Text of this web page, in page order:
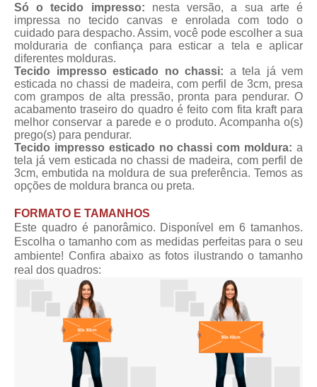
Só o tecido impresso: nesta versão, a sua arte é
impressa no tecido canvas e enrolada com todo o
cuidado para despacho. Assim, você pode escolher a sua
molduraria de confiança para esticar a tela e aplicar
diferentes molduras.
Tecido impresso esticado no chassi: a tela já vem
esticada no chassi de madeira, com perfil de 3cm, presa
com grampos de alta pressão, pronta para pendurar. O
acabamento traseiro do quadro é feito com fita kraft para
melhor conservar a parede e o produto. Acompanha o(s)
prego(s) para pendurar.
Tecido impresso esticado no chassi com moldura: a
tela já vem esticada no chassi de madeira, com perfil de
3cm, embutida na moldura de sua preferência. Temos as
opções de moldura branca ou preta.
FORMATO E TAMANHOS
Este quadro é panorâmico. Disponível em 6 tamanhos.
Escolha o tamanho com as medidas perfeitas para o seu
ambiente! Confira abaixo as fotos ilustrando o tamanho
real dos quadros: